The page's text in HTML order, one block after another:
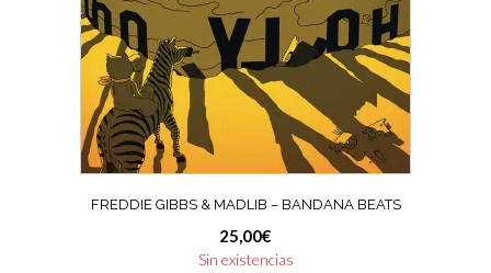
FREDDIE GIBBS & MADLIB ‎– BANDANA BEATS
25,00€
Sin existencias